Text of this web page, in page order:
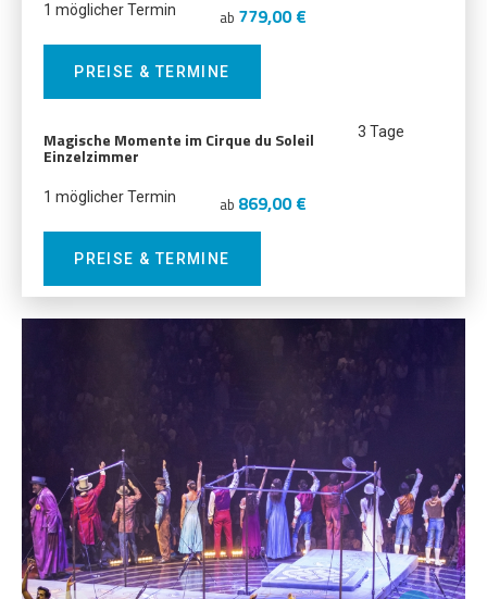
1 möglicher Termin ab 779,00 €
PREISE & TERMINE
Magische Momente im Cirque du Soleil
Einzelzimmer
3 Tage
1 möglicher Termin ab 869,00 €
PREISE & TERMINE